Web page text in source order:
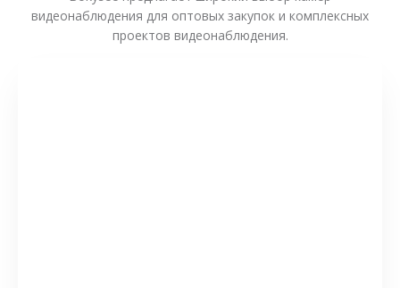
видеонаблюдения для оптовых закупок и комплексных
проектов видеонаблюдения.